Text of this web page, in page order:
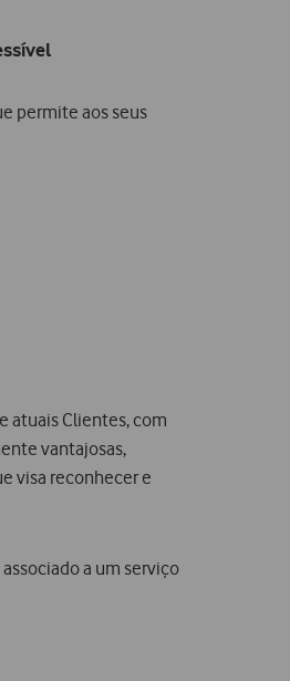
permite aos seus
atuais Clientes, com
vantajosas,
visa reconhecer e
a um serviço